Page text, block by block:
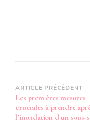
Navigation
d’article
ARTICLE PRÉCÉDENT
Les premières mesures
cruciales à prendre
l’inondation d’un sous-